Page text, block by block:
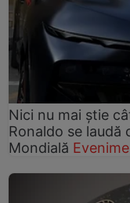
Nici nu mai știe
Ronaldo se laudă
Mondială